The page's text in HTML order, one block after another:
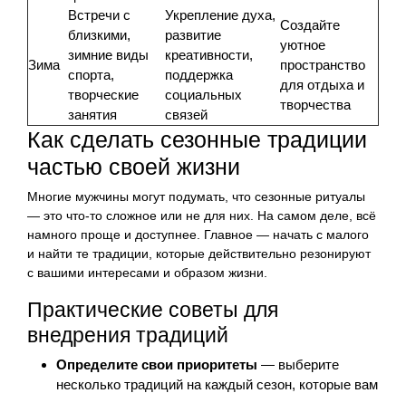
Зима
Встречи с
близкими,
зимние виды
спорта,
творческие
занятия
Укрепление духа,
развитие
креативности,
поддержка
социальных
связей
Создайте
уютное
пространство
для отдыха и
творчества
Как сделать сезонные традиции
частью своей жизни
Многие мужчины могут подумать, что сезонные ритуалы
— это что-то сложное или не для них. На самом деле, всё
намного проще и доступнее. Главное — начать с малого
и найти те традиции, которые действительно резонируют
с вашими интересами и образом жизни.
Практические советы для
внедрения традиций
Определите свои приоритеты — выберите
несколько традиций на каждый сезон, которые вам